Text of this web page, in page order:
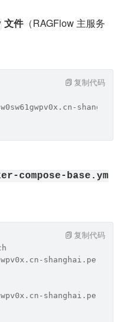
​ 文件​（RAGFlow 主服务
复制代码
compose-base.ym
复制代码